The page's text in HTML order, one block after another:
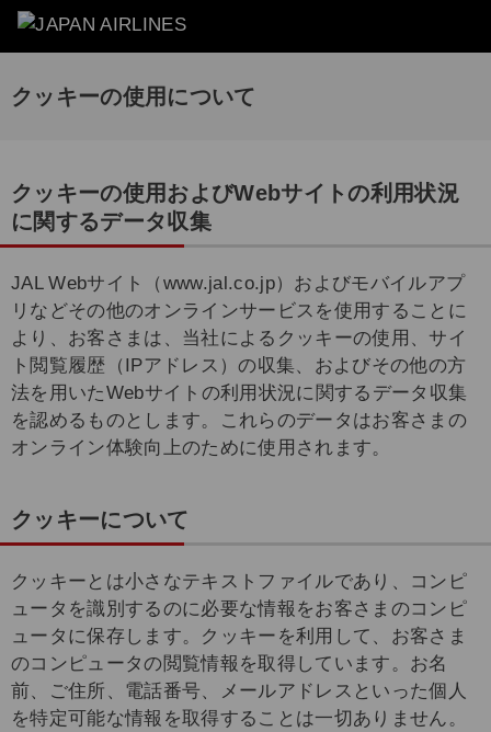
クッキーの使用について
クッキーの使用およびWebサイトの利用状況
に関するデータ収集
JAL Webサイト（www.jal.co.jp）およびモバイルアプ
リなどその他のオンラインサービスを使用することに
より、お客さまは、当社によるクッキーの使用、サイ
ト閲覧履歴（IPアドレス）の収集、およびその他の方
法を用いたWebサイトの利用状況に関するデータ収集
を認めるものとします。これらのデータはお客さまの
オンライン体験向上のために使用されます。
クッキーについて
クッキーとは小さなテキストファイルであり、コンピ
ュータを識別するのに必要な情報をお客さまのコンピ
ュータに保存します。クッキーを利用して、お客さま
のコンピュータの閲覧情報を取得しています。お名
前、ご住所、電話番号、メールアドレスといった個人
を特定可能な情報を取得することは一切ありません。